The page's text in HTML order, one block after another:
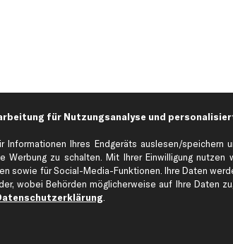
Kundenservice
Zahlung
Versandinfo
für Nutzungsanalyse und
Ihres Endgeräts auslesen/
Werbung zu schalten. Mit Ihrer Einwilligung
sowie für Social-Media-Funktionen. Ihre Daten
wobei Behörden möglicherweise auf Ihre Daten